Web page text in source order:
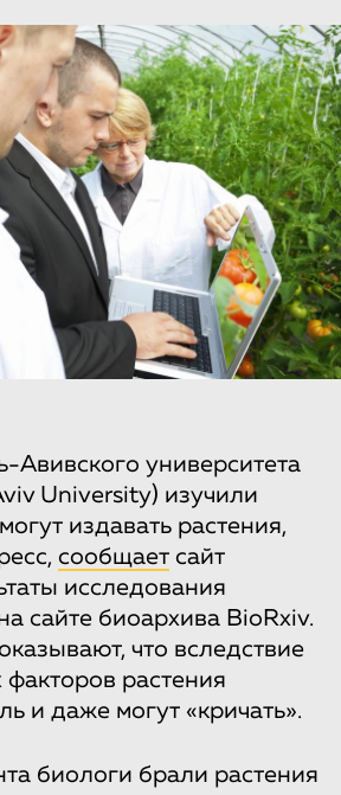
Авивского университета
University) изучили
издавать растения,
сообщает сайт
исследования
сайте биоархива BioRxiv.
что вследствие
растения
и даже могут «кричать».
биологи брали растения